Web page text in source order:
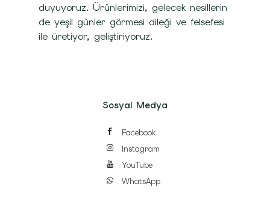
duyuyoruz. Ürünlerimizi, gelecek nesillerin
de yeşil günler görmesi dileği ve felsefesi
ile üretiyor, geliştiriyoruz.
Sosyal Medya
Facebook
Instagram
YouTube
WhatsApp